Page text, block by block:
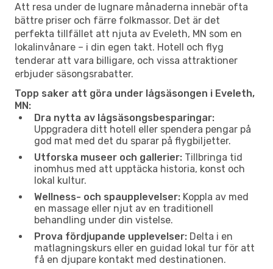
Att resa under de lugnare månaderna innebär ofta
bättre priser och färre folkmassor. Det är det
perfekta tillfället att njuta av Eveleth, MN som en
lokalinvånare – i din egen takt. Hotell och flyg
tenderar att vara billigare, och vissa attraktioner
erbjuder säsongsrabatter.
Topp saker att göra under lågsäsongen i Eveleth,
MN:
Dra nytta av lågsäsongsbesparingar:
Uppgradera ditt hotell eller spendera pengar på
god mat med det du sparar på flygbiljetter.
Utforska museer och gallerier: Tillbringa tid
inomhus med att upptäcka historia, konst och
lokal kultur.
Wellness- och spaupplevelser: Koppla av med
en massage eller njut av en traditionell
behandling under din vistelse.
Prova fördjupande upplevelser: Delta i en
matlagningskurs eller en guidad lokal tur för att
få en djupare kontakt med destinationen.